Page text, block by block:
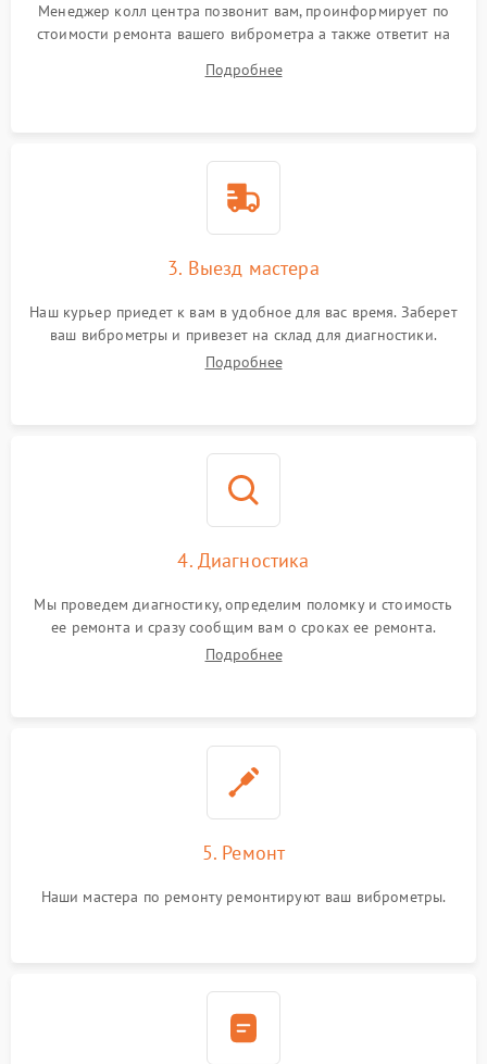
Менеджер колл центра позвонит вам, проинформирует по
стоимости ремонта вашего виброметра а также ответит на
Подробнее
3. Выезд мастера
Наш курьер приедет к вам в удобное для вас время. Заберет
ваш виброметры и привезет на склад для диагностики.
Подробнее
4. Диагностика
Мы проведем диагностику, определим поломку и стоимость
ее ремонта и сразу сообщим вам о сроках ее ремонта.
Подробнее
5. Ремонт
Наши мастера по ремонту ремонтируют ваш виброметры.